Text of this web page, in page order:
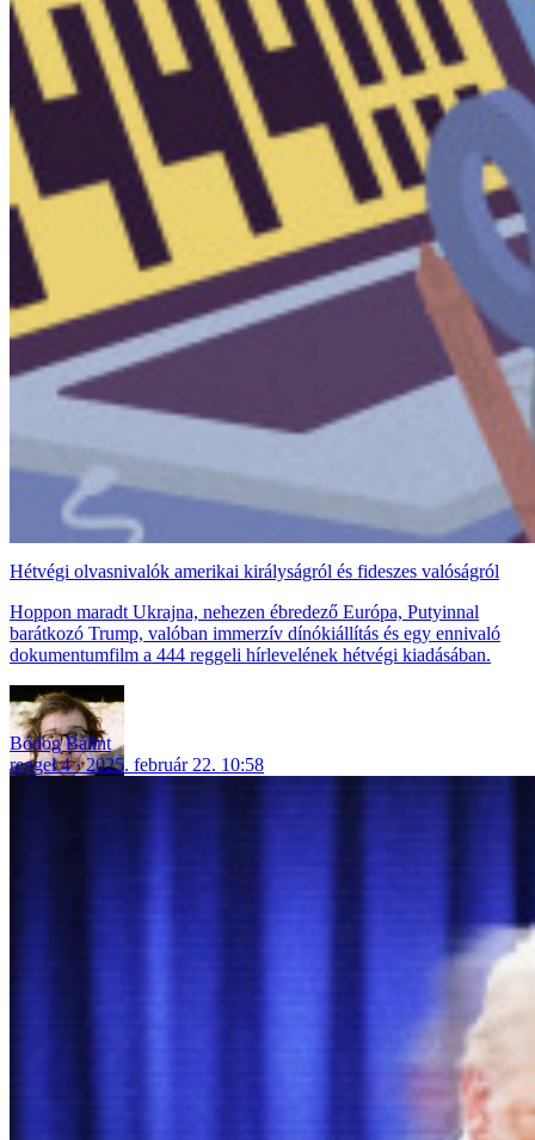
Hétvégi olvasnivalók amerikai királyságról és fideszes valóságról
Hoppon maradt Ukrajna, nehezen ébredező Európa, Putyinnal
barátkozó Trump, valóban immerzív dínókiállítás és egy ennivaló
dokumentumfilm a 444 reggeli hírlevelének hétvégi kiadásában.
Bódog Bálint
reggel 4
2025. február 22. 10:58